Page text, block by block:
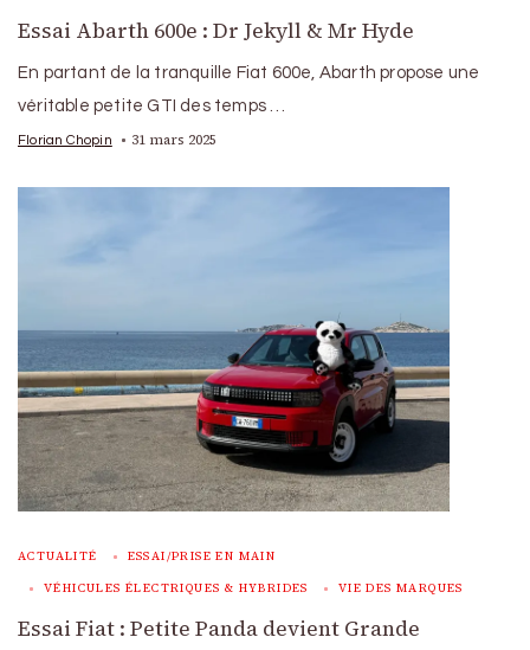
Essai Abarth 600e : Dr Jekyll & Mr Hyde
En partant de la tranquille Fiat 600e, Abarth propose une
véritable petite GTI des temps …
Florian Chopin 31 mars 2025
ACTUALITÉ ESSAI/PRISE EN MAIN
VÉHICULES ÉLECTRIQUES & HYBRIDES VIE DES MARQUES
Essai Fiat : Petite Panda devient Grande